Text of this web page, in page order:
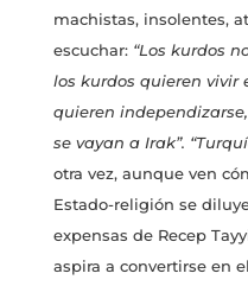
machistas, insolentes,
escuchar: “Los kurdos
los kurdos quieren vivir
quieren
se vayan a Irak”.
otra vez, aunque ven
Estado-religión se
expensas de Recep
aspira a convertirse en